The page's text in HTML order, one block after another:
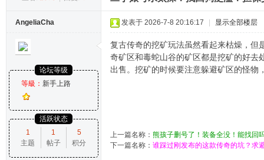
坛
AngeliaCha
论坛等级
等級： 新手上路
活跃状态
1
主题
1
帖子
5
积分
发表于 2026-7-8 20:16:17 显示全部楼层
复古传奇的挖矿玩法虽然看起来枯燥，但
奇矿区和毒蛇山谷的矿区都是挖矿的好去
出售。挖矿的时候要注意躲避矿区的怪
上一篇名称： 熊孩子删号了！装备全没！能找回
下一篇名称： 谁踩过刚发布的这款传奇的坑？求